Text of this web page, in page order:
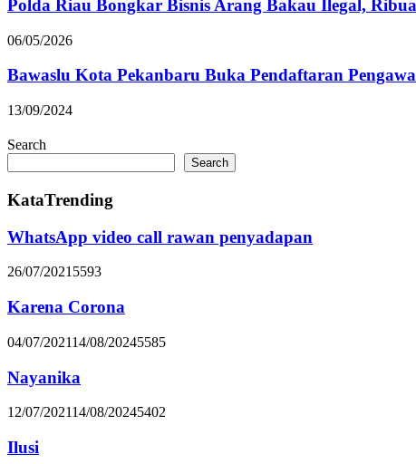
Polda Riau Bongkar Bisnis Arang Bakau Ilegal,
06/05/2026
Bawaslu Kota Pekanbaru Buka Pendaftaran
13/09/2024
Search
Search
KataTrending
WhatsApp video call rawan penyadapan
26/07/20215593
Karena Corona
04/07/202114/08/20245585
Nayanika
12/07/202114/08/20245402
Ilusi